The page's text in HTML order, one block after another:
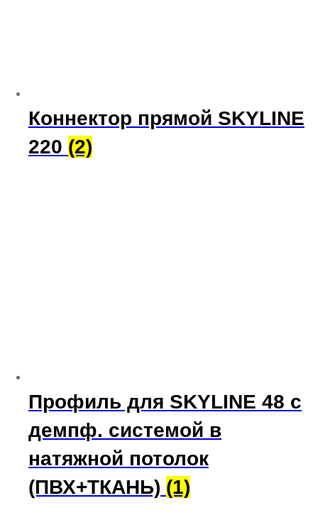
Коннектор прямой SKYLINE
220 (2)
Профиль для SKYLINE 48 с
демпф. системой в
натяжной потолок
(ПВХ+ТКАНЬ) (1)